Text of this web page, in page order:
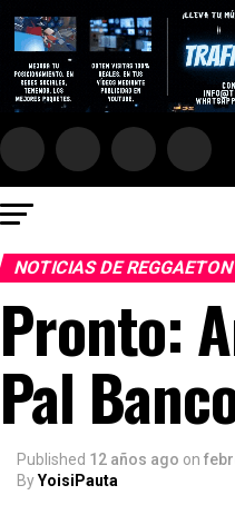
NOTICIAS DE REGGAETON
Pronto‬:
Pal
Published 12 años ago on
ByYoisiPauta